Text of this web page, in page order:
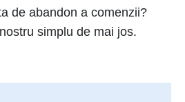
de abandon a comenzii?
simplu de mai jos.